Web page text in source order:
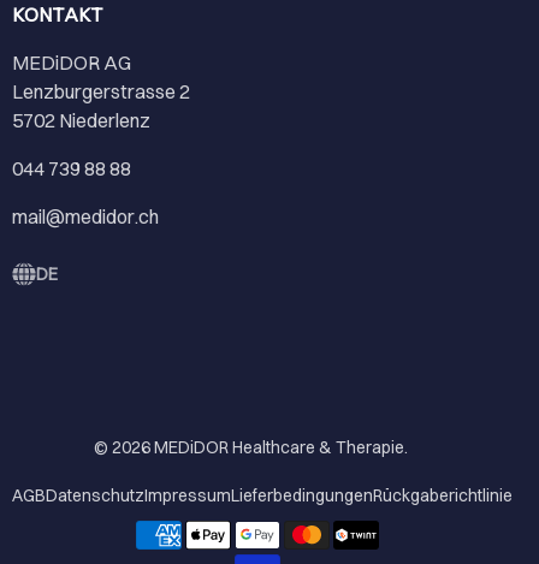
KONTAKT
MEDiDOR AG
Lenzburgerstrasse 2
5702 Niederlenz
044 739 88 88
mail@medidor.ch
DE
© 2026MEDiDOR Healthcare & Therapie.
AGBDatenschutzImpressumLieferbedingungenRückgaberichtlinie